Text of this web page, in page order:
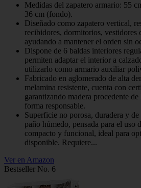
Medidas del zapatero armario: 55
36 cm (fondo).
Diseñado como zapatero vertical,
recibidores, dormitorios, vestidores
ayudando a mantener el orden sin
Dispone de 6 baldas interiores
permiten adaptar el interior a
utilizarlo como armario auxiliar
Fabricado en aglomerado de alta
melamina resistente, cuenta con
garantizando madera procedente
forma responsable.
Superficie no porosa, duradera y
paño húmedo, pensada para el
compacto y funcional, ideal para
disponible. Requiere...
Ver en Amazon
Bestseller No. 6